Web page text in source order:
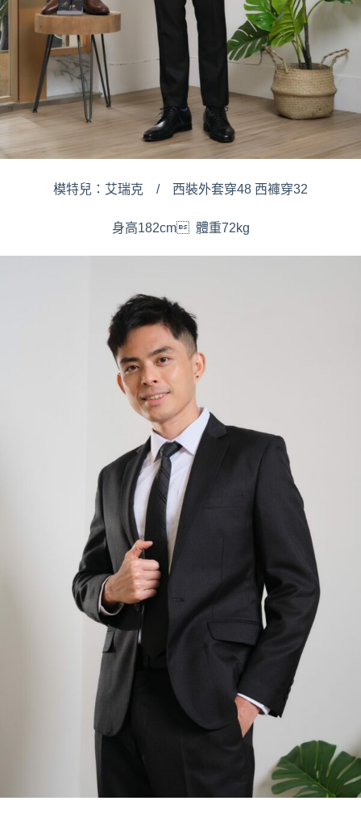
模特兒：艾瑞克 / 西裝外套穿48 西褲穿32
身高182cm 體重72kg